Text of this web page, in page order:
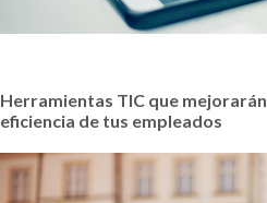
Herramientas TIC que
eficiencia de tus empleados